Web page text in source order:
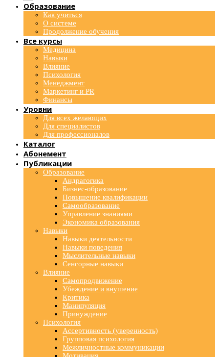
Образование
Как учиться
О системе
Продолжение обучения
Все курсы
Медицина
Навыки
Влияние
Психология
Менеджмент
Маркетинг и PR
Финансы
Уровни
Для всех желающих
Для специалистов
Для профессионалов
Каталог
Абонемент
Публикации
Образование
Андрагогика
Бизнес-образование
Повышение квалификации
Самообразование
Управление знаниями
Экономика образования
Навыки
Навыки деятельности
Навыки поведения
Мыслительные навыки
Сенсорные навыки
Влияние
Самопродвижение
Убеждение и внушение
Критика
Манипуляция
Принуждение
Психология
Ассертивность (уверенность)
Групповая психология
Межличностные коммуникации